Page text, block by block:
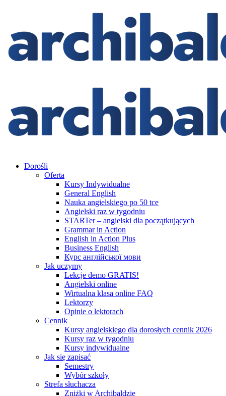
Dorośli
Oferta
Kursy Indywidualne
General English
Nauka angielskiego po 50 tce
Angielski raz w tygodniu
STARTer – angielski dla początkujących
Grammar in Action
English in Action Plus
Business English
Курс англійської мови
Jak uczymy
Lekcje demo GRATIS!
Angielski online
Wirtualna klasa online FAQ
Lektorzy
Opinie o lektorach
Cennik
Kursy angielskiego dla dorosłych cennik 2026
Kursy raz w tygodniu
Kursy indywidualne
Jak się zapisać
Semestry
Wybór szkoły
Strefa słuchacza
Zniżki w Archibaldzie